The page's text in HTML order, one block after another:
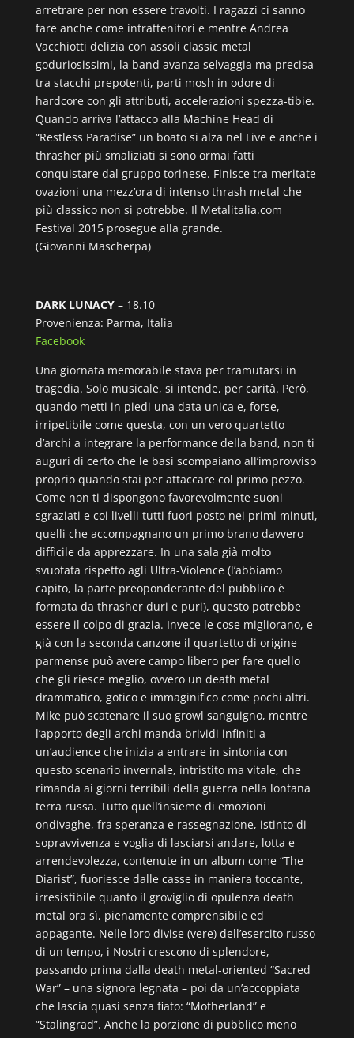
arretrare per non essere travolti. I ragazzi ci sanno
fare anche come intrattenitori e mentre Andrea
Vacchiotti delizia con assoli classic metal
goduriosissimi, la band avanza selvaggia ma precisa
tra stacchi prepotenti, parti mosh in odore di
hardcore con gli attributi, accelerazioni spezza-tibie.
Quando arriva l’attacco alla Machine Head di
“Restless Paradise” un boato si alza nel Live e anche i
thrasher più smaliziati si sono ormai fatti
conquistare dal gruppo torinese. Finisce tra meritate
ovazioni una mezz’ora di intenso thrash metal che
più classico non si potrebbe. Il Metalitalia.com
Festival 2015 prosegue alla grande.
(Giovanni Mascherpa)
DARK LUNACY– 18.10
Provenienza: Parma, Italia
Facebook
Una giornata memorabile stava per tramutarsi in
tragedia. Solo musicale, si intende, per carità. Però,
quando metti in piedi una data unica e, forse,
irripetibile come questa, con un vero quartetto
d’archi a integrare la performance della band, non ti
auguri di certo che le basi scompaiano all’improvviso
proprio quando stai per attaccare col primo pezzo.
Come non ti dispongono favorevolmente suoni
sgraziati e coi livelli tutti fuori posto nei primi minuti,
quelli che accompagnano un primo brano davvero
difficile da apprezzare. In una sala già molto
svuotata rispetto agli Ultra-Violence (l’abbiamo
capito, la parte preoponderante del pubblico è
formata da thrasher duri e puri), questo potrebbe
essere il colpo di grazia. Invece le cose migliorano, e
già con la seconda canzone il quartetto di origine
parmense può avere campo libero per fare quello
che gli riesce meglio, ovvero un death metal
drammatico, gotico e immaginifico come pochi altri.
Mike può scatenare il suo growl sanguigno, mentre
l’apporto degli archi manda brividi infiniti a
un’audience che inizia a entrare in sintonia con
questo scenario invernale, intristito ma vitale, che
rimanda ai giorni terribili della guerra nella lontana
terra russa. Tutto quell’insieme di emozioni
ondivaghe, fra speranza e rassegnazione, istinto di
sopravvivenza e voglia di lasciarsi andare, lotta e
arrendevolezza, contenute in un album come “The
Diarist”, fuoriesce dalle casse in maniera toccante,
irresistibile quanto il groviglio di opulenza death
metal ora sì, pienamente comprensibile ed
appagante. Nelle loro divise (vere) dell’esercito russo
di un tempo, i Nostri crescono di splendore,
passando prima dalla death metal-oriented “Sacred
War” – una signora legnata – poi da un’accoppiata
che lascia quasi senza fiato: “Motherland” e
“Stalingrad”. Anche la porzione di pubblico meno